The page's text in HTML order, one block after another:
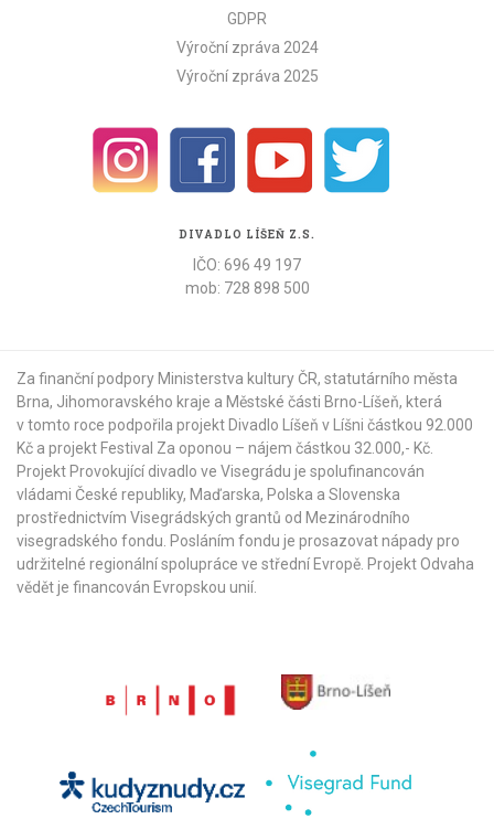
GDPR
Výroční zpráva 2024
Výroční zpráva 2025
DIVADLO LÍŠEŇ Z.S.
IČO: 696 49 197
mob: 728 898 500
Za finanční podpory Ministerstva kultury ČR, statutárního města
Brna, Jihomoravského kraje a Městské části Brno-Líšeň, která
v tomto roce podpořila projekt Divadlo Líšeň v Líšni částkou 92.000
Kč a projekt Festival Za oponou – nájem částkou 32.000,- Kč.
Projekt Provokující divadlo ve Visegrádu je spolufinancován
vládami České republiky, Maďarska, Polska a Slovenska
prostřednictvím Visegrádských grantů od Mezinárodního
visegradského fondu . Posláním fondu je prosazovat nápady pro
udržitelné regionální spolupráce ve střední Evropě. Projekt Odvaha
vědět je financován Evropskou unií.